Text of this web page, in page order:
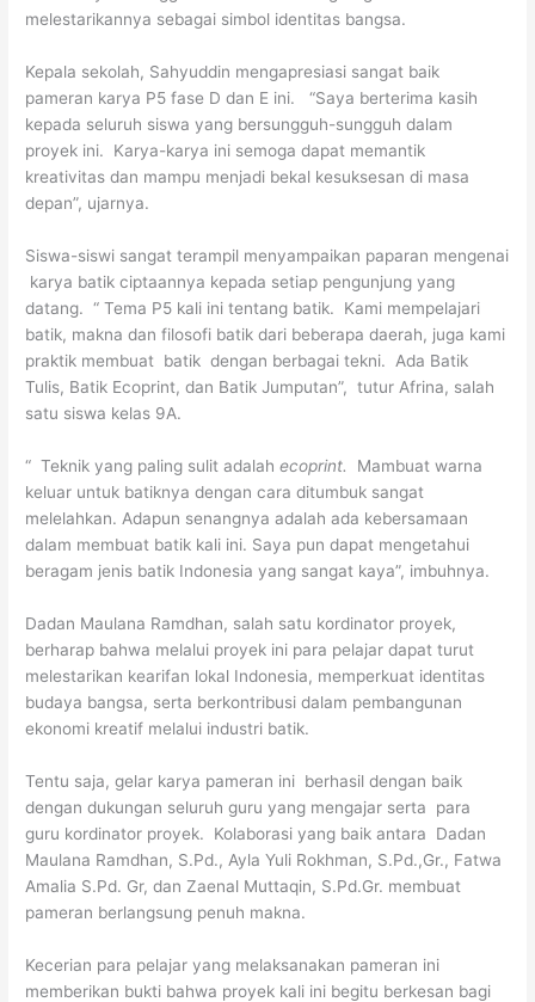
melestarikannya sebagai simbol identitas bangsa.
Kepala sekolah, Sahyuddin mengapresiasi sangat baik
pameran karya P5 fase D dan E ini. “Saya berterima kasih
kepada seluruh siswa yang bersungguh-sungguh dalam
proyek ini. Karya-karya ini semoga dapat memantik
kreativitas dan mampu menjadi bekal kesuksesan di masa
depan”, ujarnya.
Siswa-siswi sangat terampil menyampaikan paparan mengenai
karya batik ciptaannya kepada setiap pengunjung yang
datang. “ Tema P5 kali ini tentang batik. Kami mempelajari
batik, makna dan filosofi batik dari beberapa daerah, juga kami
praktik membuat batik dengan berbagai tekni. Ada Batik
Tulis, Batik Ecoprint, dan Batik Jumputan”, tutur Afrina, salah
satu siswa kelas 9A.
“ Teknik yang paling sulit adalahecoprint.
Mambuat warna
keluar untuk batiknya dengan cara ditumbuk sangat
melelahkan. Adapun senangnya adalah ada kebersamaan
dalam membuat batik kali ini. Saya pun dapat mengetahui
beragam jenis batik Indonesia yang sangat kaya”, imbuhnya.
Dadan Maulana Ramdhan, salah satu kordinator proyek,
berharap bahwa melalui proyek ini para pelajar dapat turut
melestarikan kearifan lokal Indonesia, memperkuat identitas
budaya bangsa, serta berkontribusi dalam pembangunan
ekonomi kreatif melalui industri batik.
Tentu saja, gelar karya pameran ini berhasil dengan baik
dengan dukungan seluruh guru yang mengajar serta para
guru kordinator proyek. Kolaborasi yang baik antara Dadan
Maulana Ramdhan, S.Pd., Ayla Yuli Rokhman, S.Pd.,Gr., Fatwa
Amalia S.Pd. Gr, dan Zaenal Muttaqin, S.Pd.Gr. membuat
pameran berlangsung penuh makna.
Kecerian para pelajar yang melaksanakan pameran ini
memberikan bukti bahwa proyek kali ini begitu berkesan bagi